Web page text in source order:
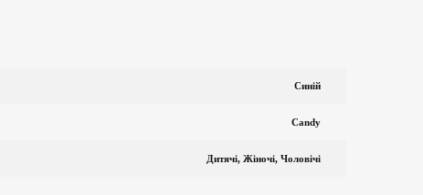
Синій
Candy
Дитячі, Жіночі, Чоловічі